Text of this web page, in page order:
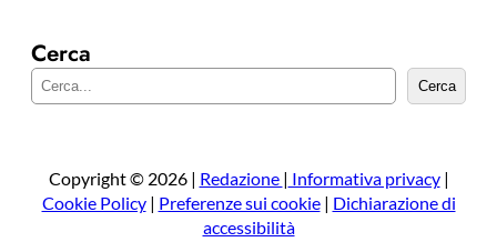
Cerca
e
a
Cerca
Copyright © 2026 | Redazione | Informativa privacy|
Cookie Policy| Preferenze sui cookie| Dichiarazione di
accessibilità